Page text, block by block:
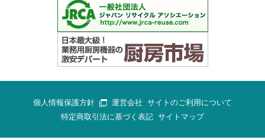
個人情報保護方針 運営会社 サイトのご利用について
特定商取引法に基づく表記 サイトマップ